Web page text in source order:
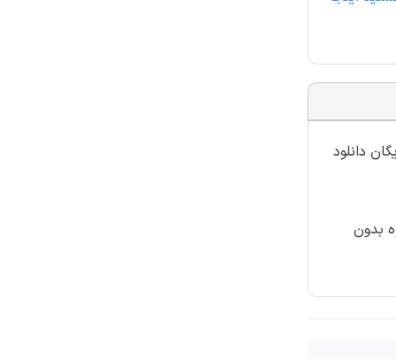
دانلود
بدون